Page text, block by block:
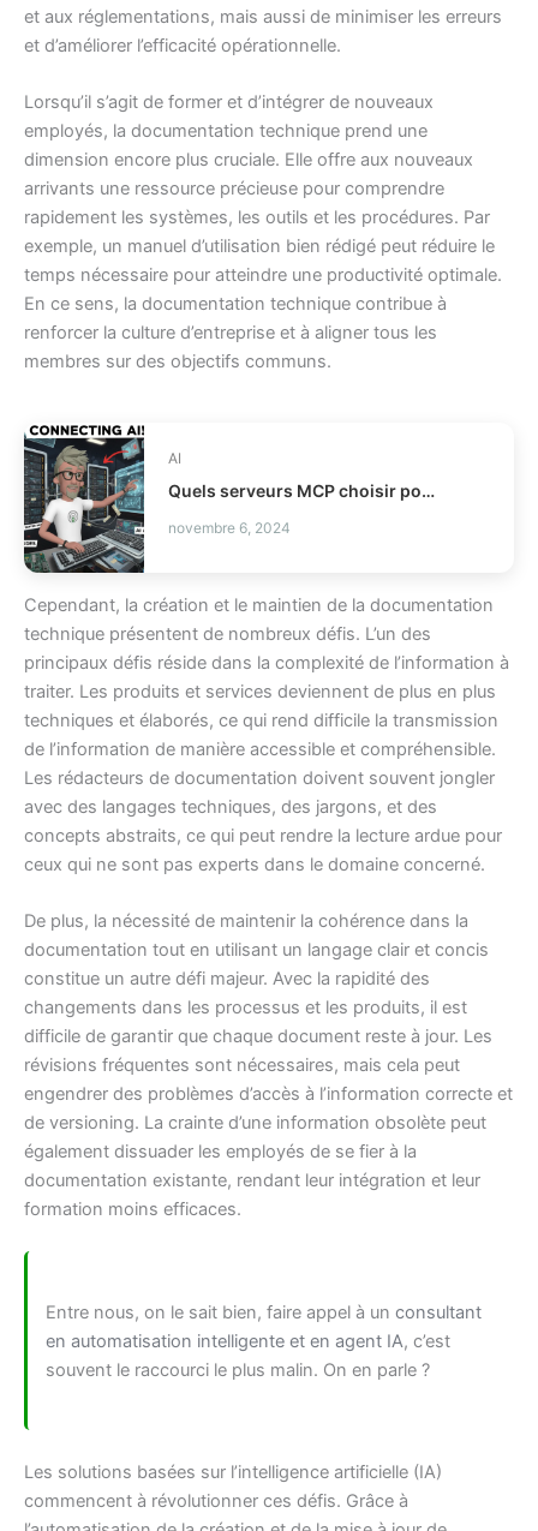
et aux réglementations, mais aussi de minimiser les erreurs
et d’améliorer l’efficacité opérationnelle.
Lorsqu’il s’agit de former et d’intégrer de nouveaux
employés, la documentation technique prend une
dimension encore plus cruciale. Elle offre aux nouveaux
arrivants une ressource précieuse pour comprendre
rapidement les systèmes, les outils et les procédures. Par
exemple, un manuel d’utilisation bien rédigé peut réduire le
temps nécessaire pour atteindre une productivité optimale.
En ce sens, la documentation technique contribue à
renforcer la culture d’entreprise et à aligner tous les
membres sur des objectifs communs.
AI
Quels serveurs MCP choisir pour vos agents IA ?
novembre 6, 2024
Cependant, la création et le maintien de la documentation
technique présentent de nombreux défis. L’un des
principaux défis réside dans la complexité de l’information à
traiter. Les produits et services deviennent de plus en plus
techniques et élaborés, ce qui rend difficile la transmission
de l’information de manière accessible et compréhensible.
Les rédacteurs de documentation doivent souvent jongler
avec des langages techniques, des jargons, et des
concepts abstraits, ce qui peut rendre la lecture ardue pour
ceux qui ne sont pas experts dans le domaine concerné.
De plus, la nécessité de maintenir la cohérence dans la
documentation tout en utilisant un langage clair et concis
constitue un autre défi majeur. Avec la rapidité des
changements dans les processus et les produits, il est
difficile de garantir que chaque document reste à jour. Les
révisions fréquentes sont nécessaires, mais cela peut
engendrer des problèmes d’accès à l’information correcte et
de versioning. La crainte d’une information obsolète peut
également dissuader les employés de se fier à la
documentation existante, rendant leur intégration et leur
formation moins efficaces.
Entre nous, on le sait bien, faire appel à un consultant
en automatisation intelligente et en agent IA, c’est
souvent le raccourci le plus malin. On en parle ?
Les solutions basées sur l’intelligence artificielle (IA)
commencent à révolutionner ces défis. Grâce à